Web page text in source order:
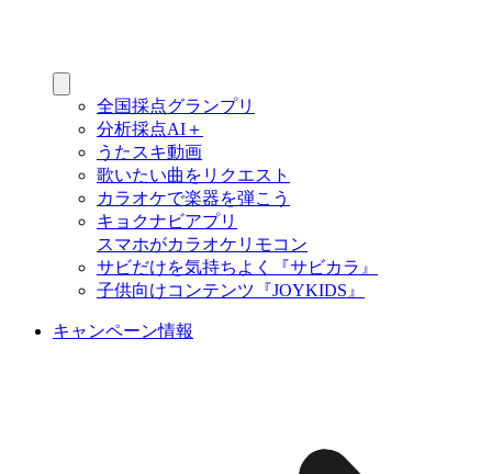
全国採点グランプリ
分析採点AI＋
うたスキ動画
歌いたい曲をリクエスト
カラオケで楽器を弾こう
キョクナビアプリ
スマホがカラオケリモコン
サビだけを気持ちよく『サビカラ』
子供向けコンテンツ『JOYKIDS』
キャンペーン情報